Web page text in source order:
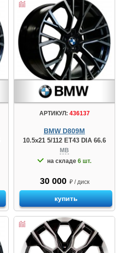
АРТИКУЛ: 436137
BMW D809М
10.5x21 5/112 ET43 DIA 66.6
MB
на складе 6 шт.
30 000 ₽ / диск
купить